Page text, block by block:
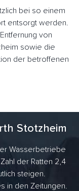
bei so einem
entsorgt werden.
von
sowie die
der betroffenen
Stotzheim
Wasserbetriebe
der Ratten 2,4
steigen.
in den Zeitungen.